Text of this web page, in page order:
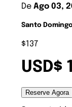
De Ago 03,
Santo
$137
USD$
Reserve Agora